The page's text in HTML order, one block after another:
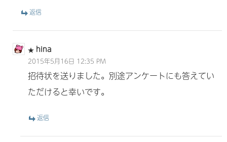
返信
hina
2015年5月16日 12:35 PM
招待状を送りました。別途アンケートにも答えてい
ただけると幸いです。
返信